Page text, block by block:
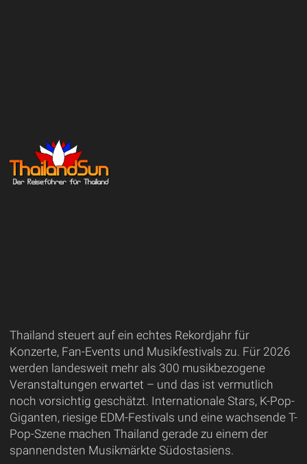
Thailand steuert auf ein echtes Rekordjahr für
Konzerte, Fan-Events und Musikfestivals zu. Für 2026
werden landesweit mehr als 300 musikbezogene
Veranstaltungen erwartet – und das ist vermutlich
noch vorsichtig geschätzt. Internationale Stars, K-Pop-
Giganten, riesige EDM-Festivals und eine wachsende T-
Pop-Szene machen Thailand gerade zu einem der
spannendsten Musikmärkte Südostasiens.